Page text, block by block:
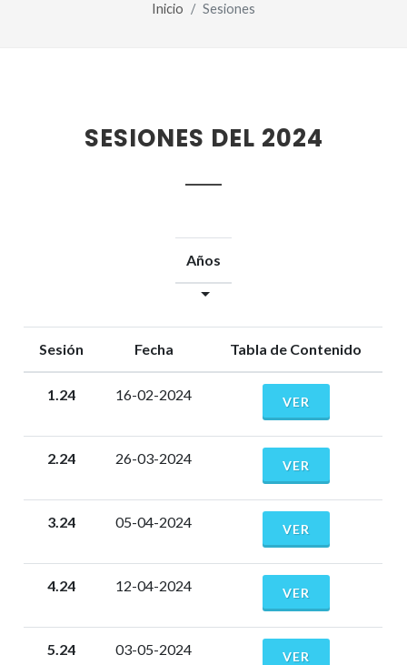
Inicio Sesiones
SESIONES DEL 2024
Años
Sesión Fecha Tabla de Contenido
1.24 16-02-2024 VER
2.24 26-03-2024 VER
3.24 05-04-2024 VER
4.24 12-04-2024 VER
5.24 03-05-2024 VER